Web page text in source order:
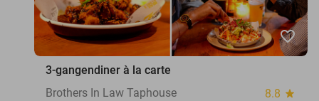
favorite_border
3-gangendiner à la carte
Brothers In Law Taphouse
8.8 star